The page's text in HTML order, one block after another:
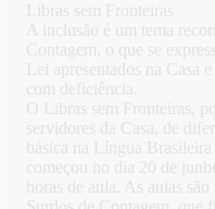
Libras sem Fronteiras
A inclusão é um tema
Contagem, o que se
Lei apresentados na Casa
com deficiência.
O Libras sem Fronteiras,
servidores da Casa, de
básica na Língua
começou no dia 20 de
horas de aula. As aulas